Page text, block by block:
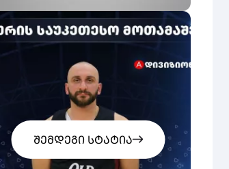
ᲨᲔᲛᲓᲔᲒᲘ ᲡᲢᲐᲢᲘᲐ